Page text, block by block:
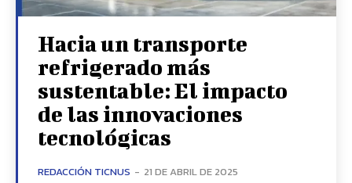
Hacia un transporte
refrigerado más
sustentable: El impacto
de las innovaciones
tecnológicas
REDACCIÓN TICNUS - 21 DE ABRIL DE 2025